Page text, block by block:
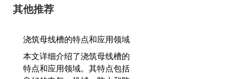
其他推荐
浇筑母线槽的特点和应用领域
本文详细介绍了浇筑母线槽的
特点和应用领域。其特点包括